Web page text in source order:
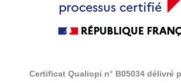
Certificat Qualiopi n° B05034 délivré